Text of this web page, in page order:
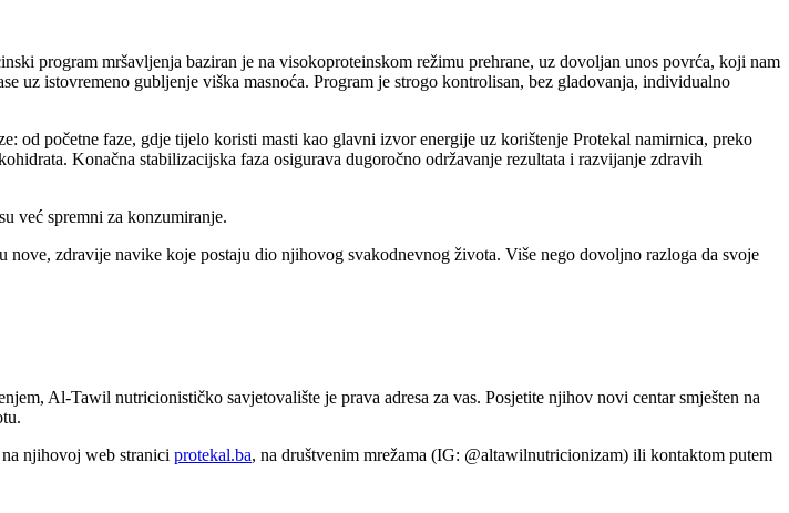
program mršavljenja baziran je na visokoproteinskom režimu prehrane, uz dovoljan unos povrća, koji nam
uz istovremeno gubljenje viška masnoća. Program je strogo kontrolisan, bez gladovanja, individualno
od početne faze, gdje tijelo koristi masti kao glavni izvor energije uz korištenje Protekal namirnica, preko
Konačna stabilizacijska faza osigurava dugoročno održavanje rezultata i razvijanje zdravih
već spremni za konzumiranje.
zdravije navike koje postaju dio njihovog svakodnevnog života. Više nego dovoljno razloga da svoje
Al-Tawil nutricionističko savjetovalište je prava adresa za vas. Posjetite njihov novi centar smješten na
njihovoj web stranici protekal.ba, na društvenim mrežama (IG: @altawilnutricionizam) ili kontaktom putem